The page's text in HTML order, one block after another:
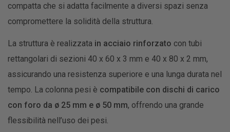
compatta che si adatta facilmente a diversi spazi senza
compromettere la solidità della struttura.
La struttura è realizzata in acciaio rinforzato con tubi
rettangolari di sezioni 40 x 60 x 3 mm e 40 x 80 x 2 mm,
assicurando una resistenza superiore e una lunga durata nel
tempo. La colonna pesi è compatibile con dischi di carico
con foro da ø 25 mm e ø 50 mm, offrendo una grande
flessibilità nell’uso dei pesi.